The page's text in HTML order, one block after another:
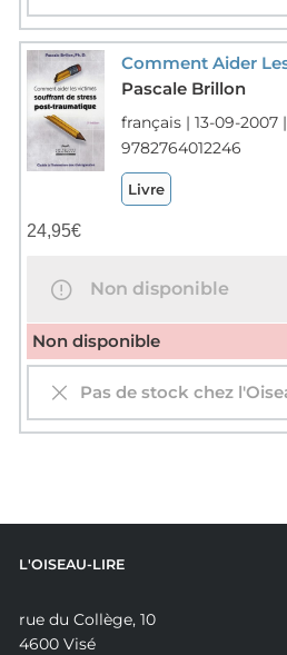
Pascale Brillon
français | 13-09-2007
9782764012246
Livre
24,95€
Non disponible
Non disponible
Pas de stock chez
L'OISEAU-LIRE
rue du Collège, 10
4600 Visé